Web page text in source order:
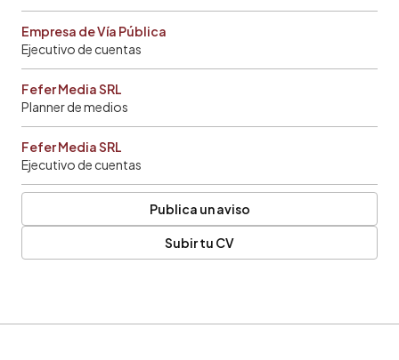
Empresa de Vía Pública
Ejecutivo de cuentas
Fefer Media SRL
Planner de medios
Fefer Media SRL
Ejecutivo de cuentas
Publica un aviso
Subir tu CV